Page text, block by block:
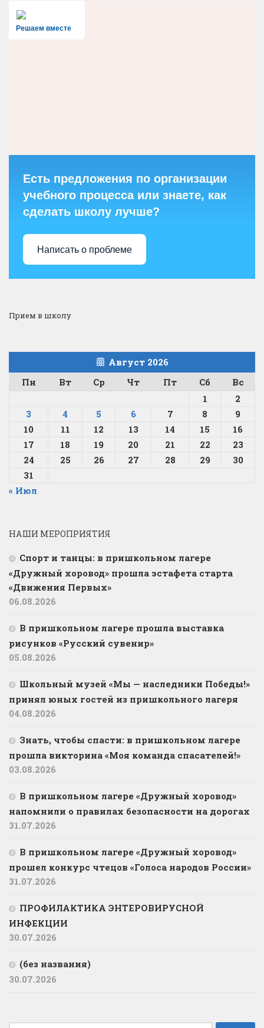
Решаем вместе
Есть предложения по организации
учебного процесса или знаете, как
сделать школу лучше?
Написать о проблеме
Прием в школу
Август 2026
Пн
Вт Ср Чт Пт Сб
Вс
1
2
3
4 5 6 7 8
9
10
11 12 13 14 15
16
17
18 19 20 21 22
23
24
25 26 27 28 29
30
31
« Июл
НАШИ МЕРОПРИЯТИЯ
Спорт и танцы: в пришкольном лагере
«Дружный хоровод» прошла эстафета старта
«Движения Первых»
06.08.2026
В пришкольном лагере прошла выставка
рисунков «Русский сувенир»
05.08.2026
Школьный музей «Мы — наследники Победы!»
принял юных гостей из пришкольного лагеря
04.08.2026
Знать, чтобы спасти: в пришкольном лагере
прошла викторина «Моя команда спасателей!»
03.08.2026
В пришкольном лагере «Дружный хоровод»
напомнили о правилах безопасности на дорогах
31.07.2026
В пришкольном лагере «Дружный хоровод»
прошел конкурс чтецов «Голоса народов России»
31.07.2026
ПРОФИЛАКТИКА ЭНТЕРОВИРУСНОЙ
ИНФЕКЦИИ
30.07.2026
(без названия)
30.07.2026